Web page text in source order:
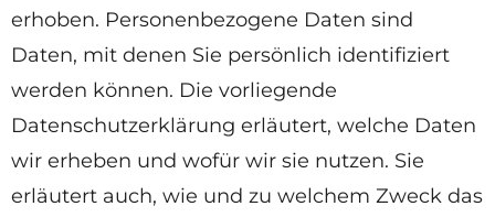
erhoben. Personenbezogene Daten sind
Daten, mit denen Sie persönlich identifiziert
werden können. Die vorliegende
Datenschutzerklärung erläutert, welche Daten
wir erheben und wofür wir sie nutzen. Sie
erläutert auch, wie und zu welchem Zweck das